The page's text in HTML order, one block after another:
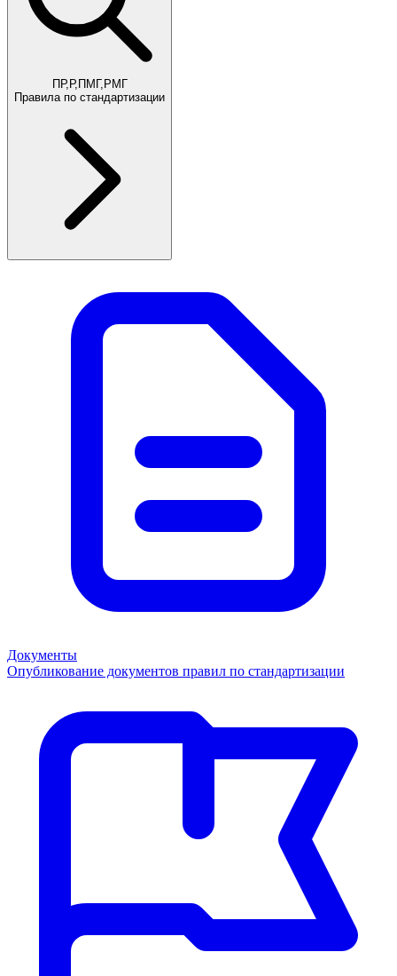
ПР,Р,ПМГ,РМГ
Правила по стандартизации
Документы
Опубликование документов правил по стандартизации